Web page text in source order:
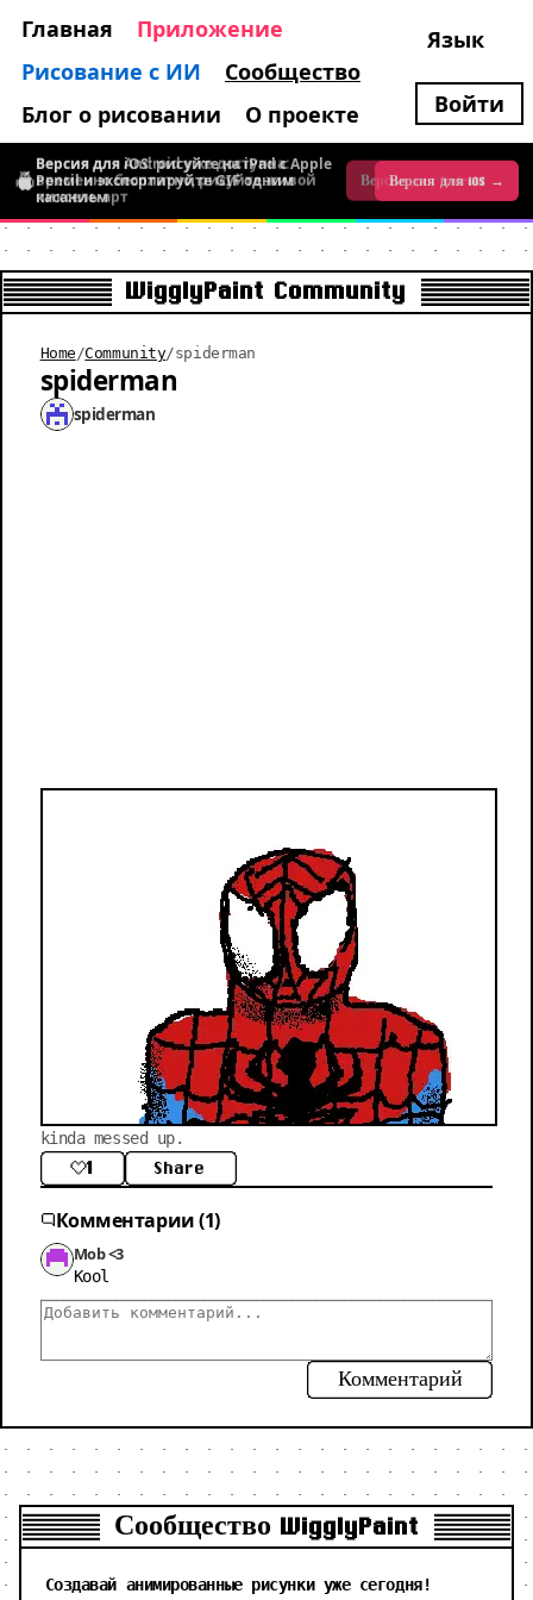
Главная
Приложение
Рисование с ИИ
Сообщество
Блог о рисовании
О проекте
Язык
Войти
Версия для Android уже доступна:
временно бесплатно, рисуйте живой
пиксель-арт
Версия для Android →
Версия для iOS: рисуйте на iPad с Apple
Pencil и экспортируйте GIF одним
касанием
Версия для iOS →
WigglyPaint Community
Home /Community/spiderman
spiderman
spiderman
kinda messed up.
1 Share
Комментарии (1)
Mob <3
Kool
Комментарий
Сообщество WigglyPaint
Создавай анимированные рисунки уже сегодня!